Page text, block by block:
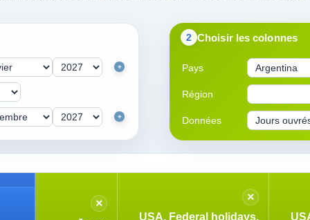
2 Choisir les colonnes
Pays
Région
Données
+
+
× ×
USA, Federal holidays,